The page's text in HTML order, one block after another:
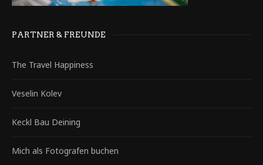
PARTNER & FREUNDE
The Travel Happiness
Veselin Kolev
Keckl Bau Deining
Mich als Fotografen buchen